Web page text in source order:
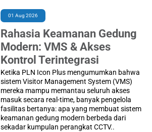
01 Aug 2026
Rahasia Keamanan Gedung
Modern: VMS & Akses
Kontrol Terintegrasi
Ketika PLN Icon Plus mengumumkan bahwa
sistem Visitor Management System (VMS)
mereka mampu memantau seluruh akses
masuk secara real-time, banyak pengelola
fasilitas bertanya: apa yang membuat sistem
keamanan gedung modern berbeda dari
sekadar kumpulan perangkat CCTV..